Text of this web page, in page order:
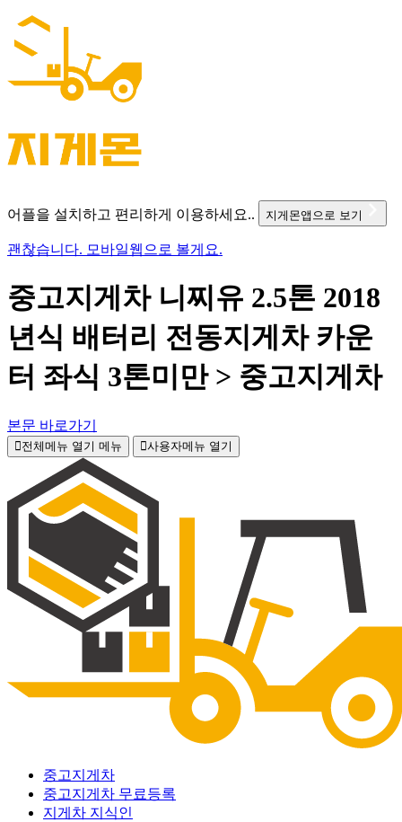
어플을 설치하고 편리하게 이용하세요.. 지게몬앱으로 보기
괜찮습니다. 모바일웹으로 볼게요.
중고지게차 니찌유 2.5톤 2018
년식 배터리 전동지게차 카운
터 좌식 3톤미만 > 중고지게차
본문 바로가기
전체메뉴 열기 메뉴 사용자메뉴 열기
중고지게차
중고지게차 무료등록
지게차 지식인